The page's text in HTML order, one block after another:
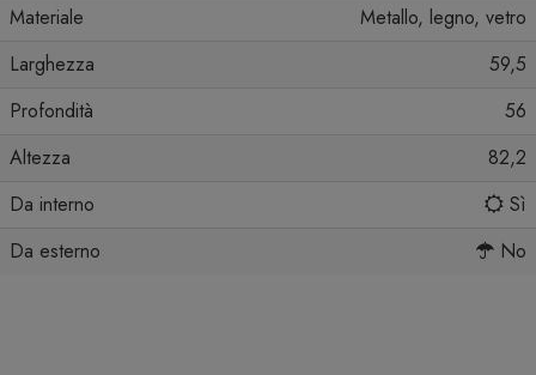
Materiale
Metallo, legno, vetro
Larghezza
59,5
Profondità
56
Altezza
82,2
Da interno
Sì
Da esterno
No